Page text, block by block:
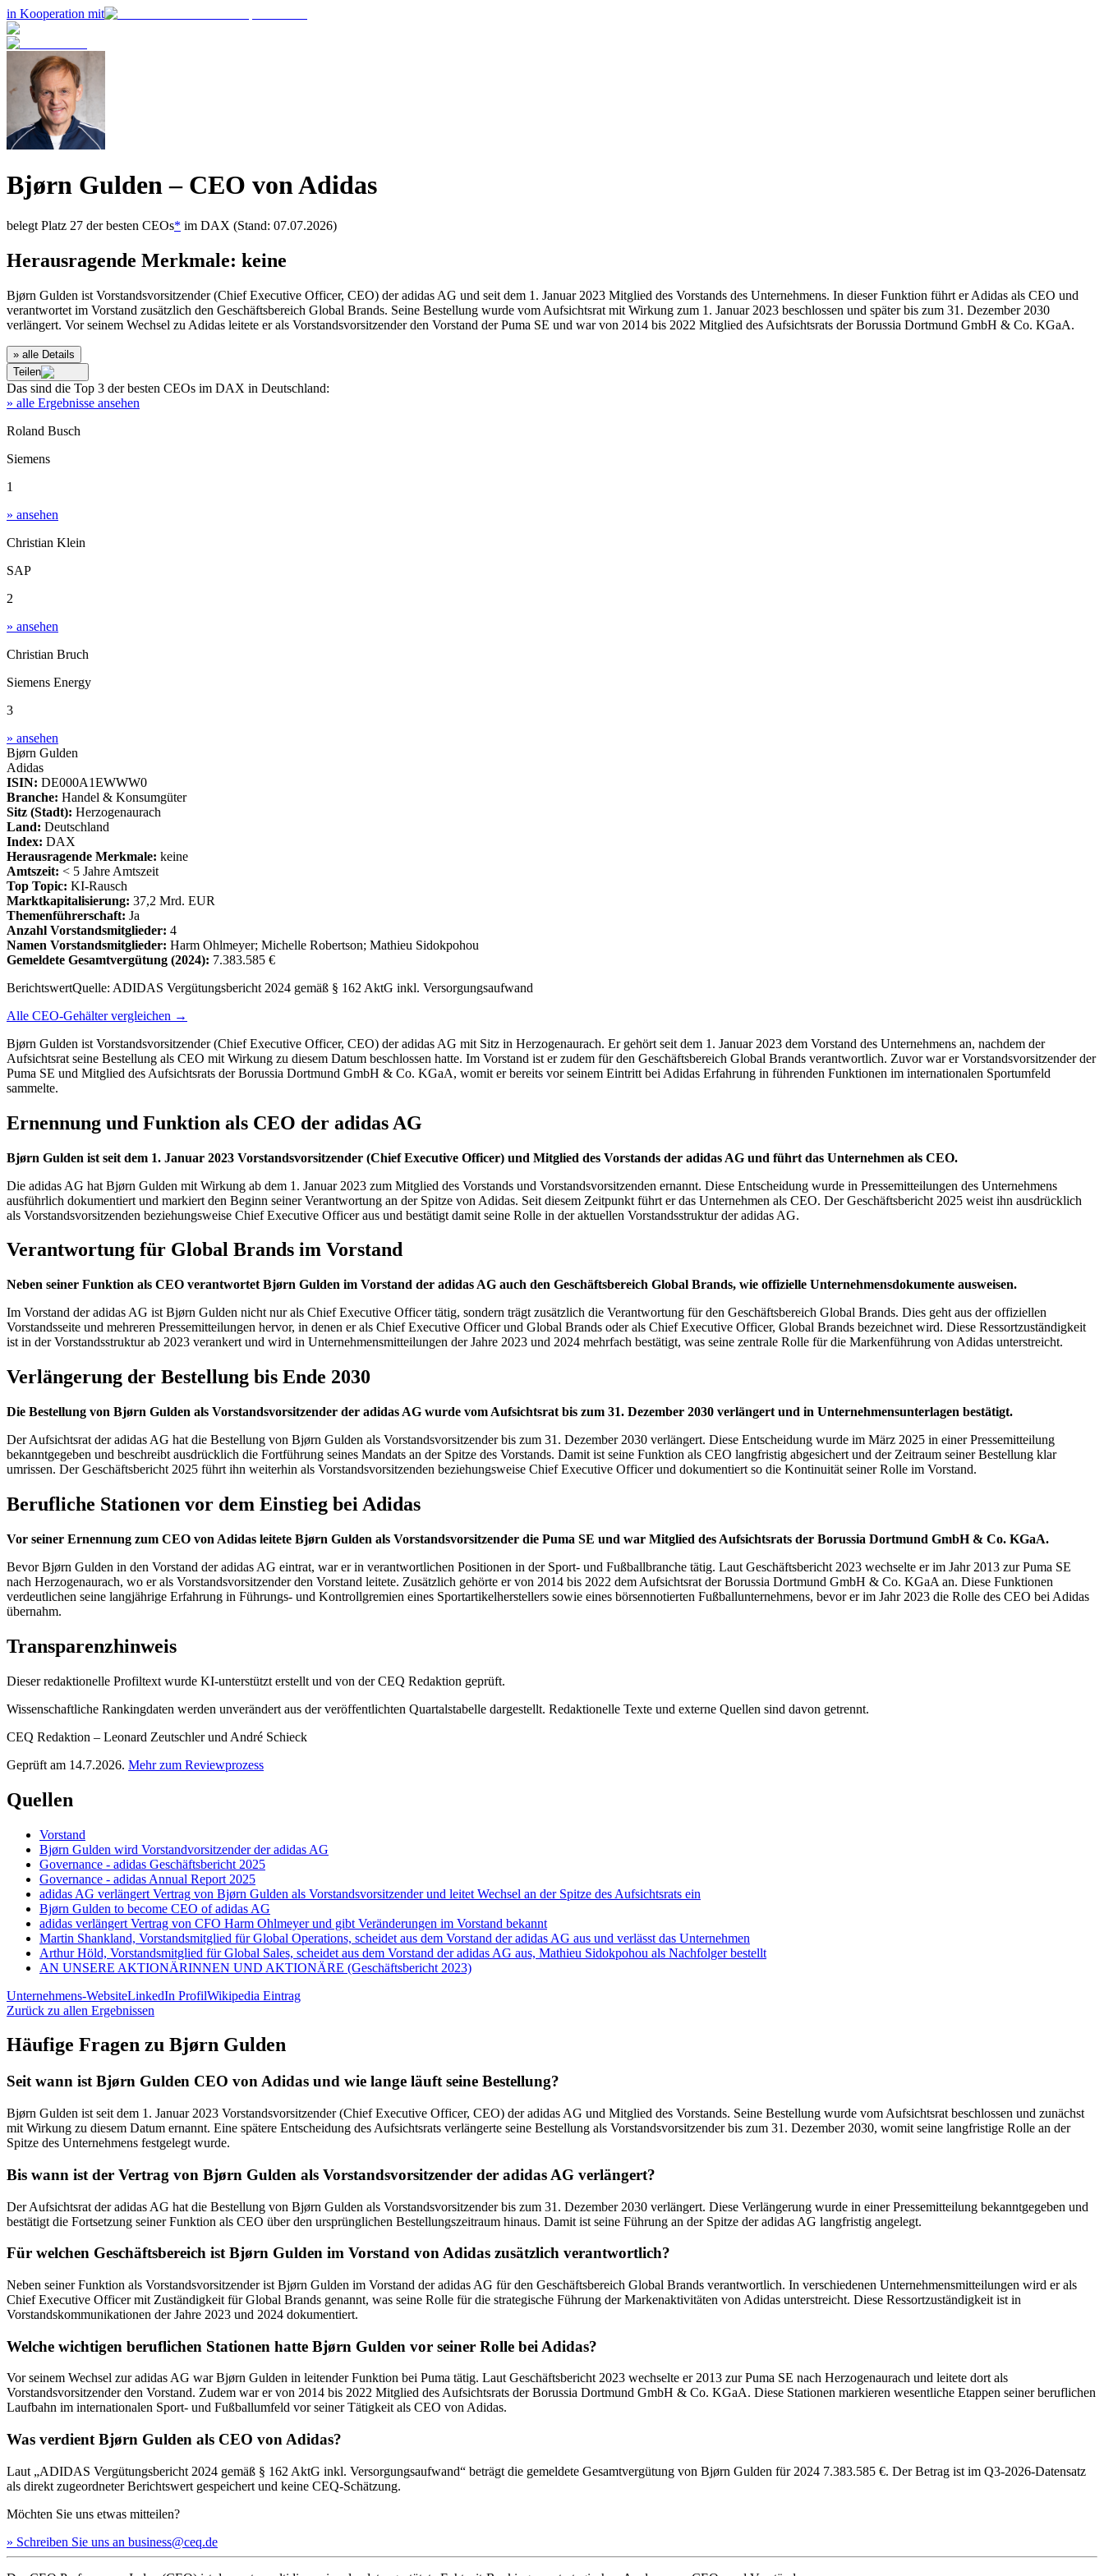
in Kooperation mit
Bjørn Gulden– CEO vonAdidas
belegt Platz 27 der besten CEOs* im DAX (Stand: 07.07.2026)
Herausragende Merkmale: keine
Bjørn Gulden ist Vorstandsvorsitzender (Chief Executive Officer, CEO) der adidas AG und seit dem 1. Januar 2023 Mitglied des Vorstands des Unternehmens. In dieser Funktion führt er Adidas als CEO und
verantwortet im Vorstand zusätzlich den Geschäftsbereich Global Brands. Seine Bestellung wurde vom Aufsichtsrat mit Wirkung zum 1. Januar 2023 beschlossen und später bis zum 31. Dezember 2030
verlängert. Vor seinem Wechsel zu Adidas leitete er als Vorstandsvorsitzender den Vorstand der Puma SE und war von 2014 bis 2022 Mitglied des Aufsichtsrats der Borussia Dortmund GmbH & Co. KGaA.
» alle Details
Teilen
Das sind die Top 3 der besten CEOs im DAX in Deutschland:
» alle Ergebnisse ansehen
Roland Busch
Siemens
1
» ansehen
Christian Klein
SAP
2
» ansehen
Christian Bruch
Siemens Energy
3
» ansehen
Bjørn Gulden
Adidas
ISIN: DE000A1EWWW0
Branche: Handel & Konsumgüter
Sitz (Stadt): Herzogenaurach
Land: Deutschland
Index: DAX
Herausragende Merkmale: keine
Amtszeit: < 5 Jahre Amtszeit
Top Topic: KI-Rausch
Marktkapitalisierung: 37,2 Mrd. EUR
Themenführerschaft: Ja
Anzahl Vorstandsmitglieder: 4
Namen Vorstandsmitglieder: Harm Ohlmeyer; Michelle Robertson; Mathieu Sidokpohou
Gemeldete Gesamtvergütung (2024): 7.383.585 €
BerichtswertQuelle: ADIDAS Vergütungsbericht 2024 gemäß § 162 AktG inkl. Versorgungsaufwand
Alle CEO-Gehälter vergleichen →
Bjørn Gulden ist Vorstandsvorsitzender (Chief Executive Officer, CEO) der adidas AG mit Sitz in Herzogenaurach. Er gehört seit dem 1. Januar 2023 dem Vorstand des Unternehmens an, nachdem der
Aufsichtsrat seine Bestellung als CEO mit Wirkung zu diesem Datum beschlossen hatte. Im Vorstand ist er zudem für den Geschäftsbereich Global Brands verantwortlich. Zuvor war er Vorstandsvorsitzender der
Puma SE und Mitglied des Aufsichtsrats der Borussia Dortmund GmbH & Co. KGaA, womit er bereits vor seinem Eintritt bei Adidas Erfahrung in führenden Funktionen im internationalen Sportumfeld
sammelte.
Ernennung und Funktion als CEO der adidas AG
Bjørn Gulden ist seit dem 1. Januar 2023 Vorstandsvorsitzender (Chief Executive Officer) und Mitglied des Vorstands der adidas AG und führt das Unternehmen als CEO.
Die adidas AG hat Bjørn Gulden mit Wirkung ab dem 1. Januar 2023 zum Mitglied des Vorstands und Vorstandsvorsitzenden ernannt. Diese Entscheidung wurde in Pressemitteilungen des Unternehmens
ausführlich dokumentiert und markiert den Beginn seiner Verantwortung an der Spitze von Adidas. Seit diesem Zeitpunkt führt er das Unternehmen als CEO. Der Geschäftsbericht 2025 weist ihn ausdrücklich
als Vorstandsvorsitzenden beziehungsweise Chief Executive Officer aus und bestätigt damit seine Rolle in der aktuellen Vorstandsstruktur der adidas AG.
Verantwortung für Global Brands im Vorstand
Neben seiner Funktion als CEO verantwortet Bjørn Gulden im Vorstand der adidas AG auch den Geschäftsbereich Global Brands, wie offizielle Unternehmensdokumente ausweisen.
Im Vorstand der adidas AG ist Bjørn Gulden nicht nur als Chief Executive Officer tätig, sondern trägt zusätzlich die Verantwortung für den Geschäftsbereich Global Brands. Dies geht aus der offiziellen
Vorstandsseite und mehreren Pressemitteilungen hervor, in denen er als Chief Executive Officer und Global Brands oder als Chief Executive Officer, Global Brands bezeichnet wird. Diese Ressortzuständigkeit
ist in der Vorstandsstruktur ab 2023 verankert und wird in Unternehmensmitteilungen der Jahre 2023 und 2024 mehrfach bestätigt, was seine zentrale Rolle für die Markenführung von Adidas unterstreicht.
Verlängerung der Bestellung bis Ende 2030
Die Bestellung von Bjørn Gulden als Vorstandsvorsitzender der adidas AG wurde vom Aufsichtsrat bis zum 31. Dezember 2030 verlängert und in Unternehmensunterlagen bestätigt.
Der Aufsichtsrat der adidas AG hat die Bestellung von Bjørn Gulden als Vorstandsvorsitzender bis zum 31. Dezember 2030 verlängert. Diese Entscheidung wurde im März 2025 in einer Pressemitteilung
bekanntgegeben und beschreibt ausdrücklich die Fortführung seines Mandats an der Spitze des Vorstands. Damit ist seine Funktion als CEO langfristig abgesichert und der Zeitraum seiner Bestellung klar
umrissen. Der Geschäftsbericht 2025 führt ihn weiterhin als Vorstandsvorsitzenden beziehungsweise Chief Executive Officer und dokumentiert so die Kontinuität seiner Rolle im Vorstand.
Berufliche Stationen vor dem Einstieg bei Adidas
Vor seiner Ernennung zum CEO von Adidas leitete Bjørn Gulden als Vorstandsvorsitzender die Puma SE und war Mitglied des Aufsichtsrats der Borussia Dortmund GmbH & Co. KGaA.
Bevor Bjørn Gulden in den Vorstand der adidas AG eintrat, war er in verantwortlichen Positionen in der Sport- und Fußballbranche tätig. Laut Geschäftsbericht 2023 wechselte er im Jahr 2013 zur Puma SE
nach Herzogenaurach, wo er als Vorstandsvorsitzender den Vorstand leitete. Zusätzlich gehörte er von 2014 bis 2022 dem Aufsichtsrat der Borussia Dortmund GmbH & Co. KGaA an. Diese Funktionen
verdeutlichen seine langjährige Erfahrung in Führungs- und Kontrollgremien eines Sportartikelherstellers sowie eines börsennotierten Fußballunternehmens, bevor er im Jahr 2023 die Rolle des CEO bei Adidas
übernahm.
Transparenzhinweis
Dieser redaktionelle Profiltext wurde KI-unterstützt erstellt und von der CEQ Redaktion geprüft.
Wissenschaftliche Rankingdaten werden unverändert aus der veröffentlichten Quartalstabelle dargestellt. Redaktionelle Texte und externe Quellen sind davon getrennt.
CEQ Redaktion – Leonard Zeutschler und André Schieck
Geprüft am 14.7.2026. Mehr zum Reviewprozess
Quellen
Vorstand
Bjørn Gulden wird Vorstandvorsitzender der adidas AG
Governance - adidas Geschäftsbericht 2025
Governance - adidas Annual Report 2025
adidas AG verlängert Vertrag von Bjørn Gulden als Vorstandsvorsitzender und leitet Wechsel an der Spitze des Aufsichtsrats ein
Bjørn Gulden to become CEO of adidas AG
adidas verlängert Vertrag von CFO Harm Ohlmeyer und gibt Veränderungen im Vorstand bekannt
Martin Shankland, Vorstandsmitglied für Global Operations, scheidet aus dem Vorstand der adidas AG aus und verlässt das Unternehmen
Arthur Höld, Vorstandsmitglied für Global Sales, scheidet aus dem Vorstand der adidas AG aus, Mathieu Sidokpohou als Nachfolger bestellt
AN UNSERE AKTIONÄRINNEN UND AKTIONÄRE (Geschäftsbericht 2023)
Unternehmens-WebsiteLinkedIn ProfilWikipedia Eintrag
Zurück zu allen Ergebnissen
Häufige Fragen zu Bjørn Gulden
Seit wann ist Bjørn Gulden CEO von Adidas und wie lange läuft seine Bestellung?
Bjørn Gulden ist seit dem 1. Januar 2023 Vorstandsvorsitzender (Chief Executive Officer, CEO) der adidas AG und Mitglied des Vorstands. Seine Bestellung wurde vom Aufsichtsrat beschlossen und zunächst
mit Wirkung zu diesem Datum ernannt. Eine spätere Entscheidung des Aufsichtsrats verlängerte seine Bestellung als Vorstandsvorsitzender bis zum 31. Dezember 2030, womit seine langfristige Rolle an der
Spitze des Unternehmens festgelegt wurde.
Bis wann ist der Vertrag von Bjørn Gulden als Vorstandsvorsitzender der adidas AG verlängert?
Der Aufsichtsrat der adidas AG hat die Bestellung von Bjørn Gulden als Vorstandsvorsitzender bis zum 31. Dezember 2030 verlängert. Diese Verlängerung wurde in einer Pressemitteilung bekanntgegeben und
bestätigt die Fortsetzung seiner Funktion als CEO über den ursprünglichen Bestellungszeitraum hinaus. Damit ist seine Führung an der Spitze der adidas AG langfristig angelegt.
Für welchen Geschäftsbereich ist Bjørn Gulden im Vorstand von Adidas zusätzlich verantwortlich?
Neben seiner Funktion als Vorstandsvorsitzender ist Bjørn Gulden im Vorstand der adidas AG für den Geschäftsbereich Global Brands verantwortlich. In verschiedenen Unternehmensmitteilungen wird er als
Chief Executive Officer mit Zuständigkeit für Global Brands genannt, was seine Rolle für die strategische Führung der Markenaktivitäten von Adidas unterstreicht. Diese Ressortzuständigkeit ist in
Vorstandskommunikationen der Jahre 2023 und 2024 dokumentiert.
Welche wichtigen beruflichen Stationen hatte Bjørn Gulden vor seiner Rolle bei Adidas?
Vor seinem Wechsel zur adidas AG war Bjørn Gulden in leitender Funktion bei Puma tätig. Laut Geschäftsbericht 2023 wechselte er 2013 zur Puma SE nach Herzogenaurach und leitete dort als
Vorstandsvorsitzender den Vorstand. Zudem war er von 2014 bis 2022 Mitglied des Aufsichtsrats der Borussia Dortmund GmbH & Co. KGaA. Diese Stationen markieren wesentliche Etappen seiner beruflichen
Laufbahn im internationalen Sport- und Fußballumfeld vor seiner Tätigkeit als CEO von Adidas.
Was verdient Bjørn Gulden als CEO von Adidas?
Laut „ADIDAS Vergütungsbericht 2024 gemäß § 162 AktG inkl. Versorgungsaufwand“ beträgt die gemeldete Gesamtvergütung von Bjørn Gulden für 2024 7.383.585 €. Der Betrag ist im Q3-2026-Datensatz
als direkt zugeordneter Berichtswert gespeichert und keine CEQ-Schätzung.
Möchten Sie uns etwas mitteilen?
» Schreiben Sie uns an business@ceq.de